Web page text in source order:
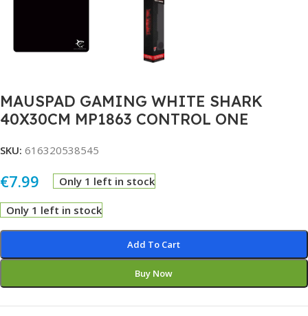
MAUSPAD GAMING WHITE SHARK
40X30CM MP1863 CONTROL ONE
SKU: 616320538545
€7.99 Only 1 left in stock
Only 1 left in stock
Add To Cart
Buy Now